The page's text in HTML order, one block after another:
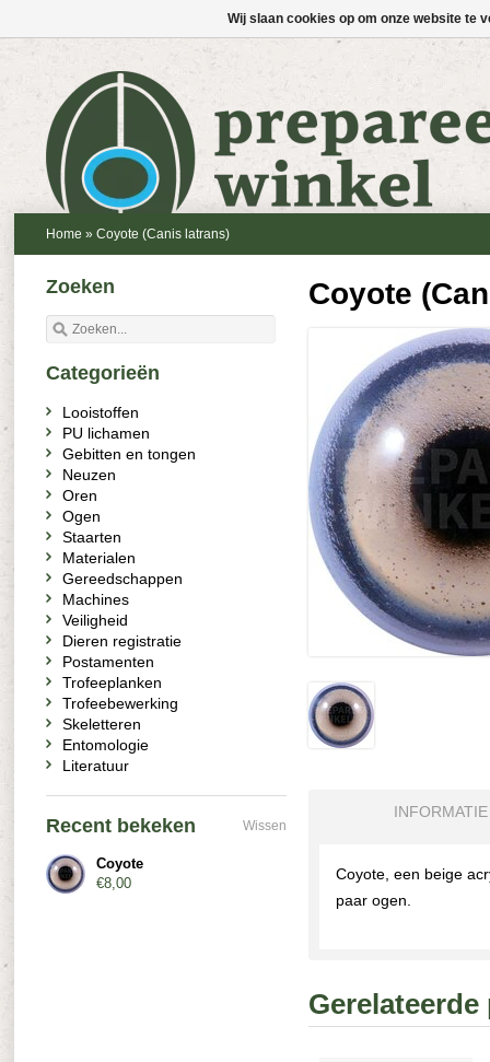
Home » Coyote (Canis latrans)
Coyote
INFORMATIE
Coyote, een beige
paar ogen.
Zoeken
Categorieën
Looistoffen
PU lichamen
Gebitten en tongen
Neuzen
Oren
Ogen
Staarten
Materialen
Gereedschappen
Machines
Veiligheid
Dieren registratie
Postamenten
Trofeeplanken
Trofeebewerking
Skeletteren
Entomologie
Literatuur
Recent bekeken Wissen
Coyote
€8,00
Wij slaan cookies op om onze website te